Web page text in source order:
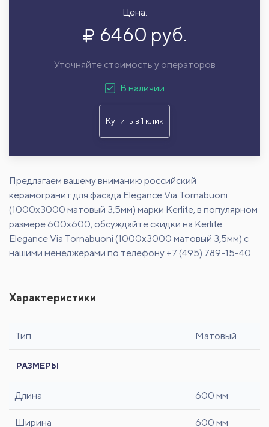
Цена:
6460 руб.
Уточняйте стоимость у операторов
В наличии
Купить в 1 клик
Предлагаем вашему вниманию российский
керамогранит для фасада Elegance Via Tornabuoni
(1000x3000 матовый 3,5мм) марки Kerlite, в популярном
размере 600х600, обсуждайте скидки на Kerlite
Elegance Via Tornabuoni (1000x3000 матовый 3,5мм) с
нашими менеджерами по телефону +7 (495) 789-15-40
Характеристики
Тип Матовый
РАЗМЕРЫ
Длина 600 мм
Ширина 600 мм